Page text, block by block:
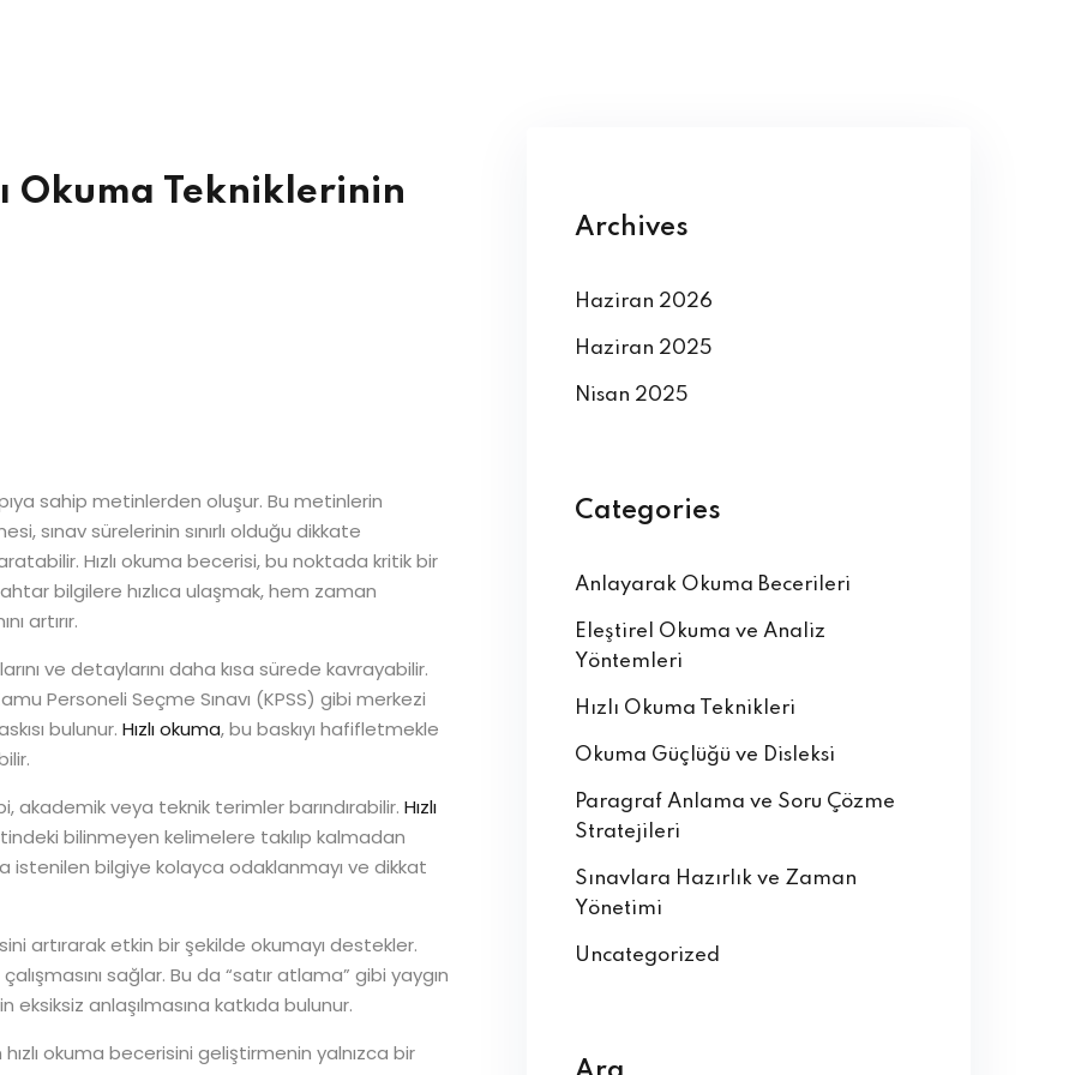
Okuma Tekniklerinin
sahip metinlerden oluşur. Bu metinlerin
sınav sürelerinin sınırlı olduğu dikkate
Hızlı okuma becerisi, bu noktada kritik bir
bilgilere hızlıca ulaşmak, hem zaman
artırır.
ve detaylarını daha kısa sürede kavrayabilir.
Personeli Seçme Sınavı (KPSS) gibi merkezi
bulunur. Hızlı okuma, bu baskıyı hafifletmekle
akademik veya teknik terimler barındırabilir. Hızlı
bilinmeyen kelimelere takılıp kalmadan
istenilen bilgiye kolayca odaklanmayı ve dikkat
artırarak etkin bir şekilde okumayı destekler.
sağlar. Bu da “satır atlama” gibi yaygın
anlaşılmasına katkıda bulunur.
okuma becerisini geliştirmenin yalnızca bir
Archives
Haziran 2026
Haziran 2025
Nisan 2025
Categories
Anlayarak Okuma Becerileri
Eleştirel Okuma ve Analiz
Yöntemleri
Hızlı Okuma Teknikleri
Okuma Güçlüğü ve Disleksi
Paragraf Anlama ve Soru Çözme
Stratejileri
Sınavlara Hazırlık ve Zaman
Yönetimi
Uncategorized